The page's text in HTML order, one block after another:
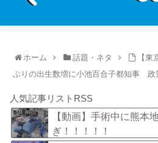
ホーム 話題・ネタ
【
ぶりの出生数増に小池百合子都知事 政
人気記事リストRSS
【動画】手術中に熊本
ぎ！！！！！